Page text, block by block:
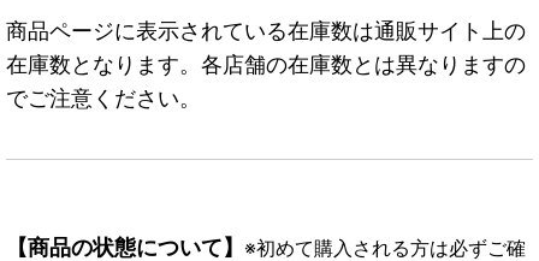
商品ページに表示されている在庫数は通販サイト上の
在庫数となります。各店舗の在庫数とは異なりますの
でご注意ください。
【商品の状態について】 ※初めて購入される方は必ずご確